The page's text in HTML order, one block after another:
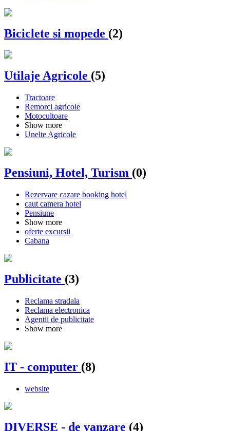
Biciclete si mopede (2)
Utilaje Agricole (5)
Tractoare
Remorci agricole
Motocultoare
Show more
Unelte Agricole
Pensiuni, Hotel, Turism (0)
Rezervare cazare booking hotel
caut camera hotel
Pensiune
Show more
oferte excursii
Cabana
Publicitate (3)
Reclama stradala
Reclama electronica
Agentii de publicitate
Show more
IT - computer (8)
website
DIVERSE - de vanzare (4)